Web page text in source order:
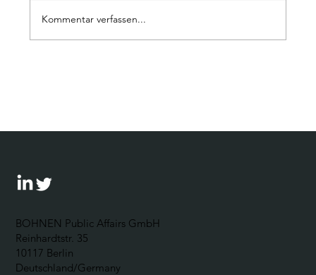
Kommentar verfassen...
BOHNEN Public Affairs GmbH
Reinhardtstr. 35
10117 Berlin
Deutschland/Germany